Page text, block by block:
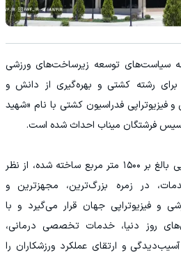
سیاست‌های توسعه زیرساخت‌های ورزشی
برای رشته کشتی و بهره‌گیری از دانش و
و فیزیوتراپی فدراسیون کشتی با نام «شهید
فرشتگان میناب احداث شده است.
این مرکز تخصصی که در فضایی بالغ بر ۱۵۰۰ متر مربع ساخته شده، از نظر
در زمره بزرگ‌ترین، مجهزترین و
و فیزیوتراپی جهان قرار می‌گیرد و با
روز دنیا، خدمات تخصصی درمانی،
آسیب‌دیدگی و ارتقای عملکرد ورزشکاران را